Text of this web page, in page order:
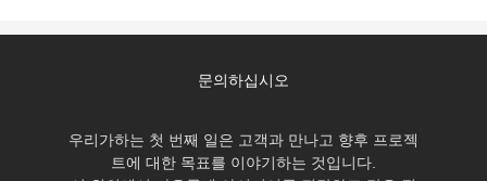
문의하십시오
우리가하는 첫 번째 일은 고객과 만나고 향후 프로젝
트에 대한 목표를 이야기하는 것입니다.